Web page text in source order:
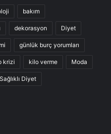
bakım
dekorasyon Diyet
günlük burç yorumları
krizi kilo verme Moda
Sağlıklı Diyet